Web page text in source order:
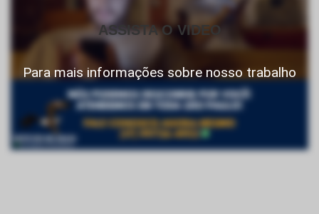
ASSISTA O VIDEO
Para mais informações sobre nosso trabalho